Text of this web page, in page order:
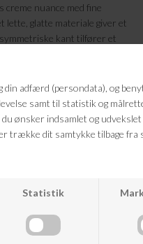
creme nuance med fine
lette, glatte materiale giver et
kant tilfører et
Style den med hæle for et
for en mere casual og cool